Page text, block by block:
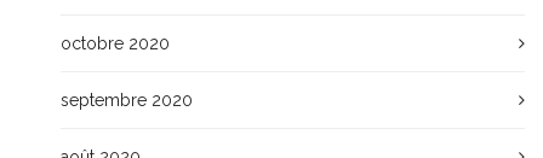
octobre 2020
septembre 2020